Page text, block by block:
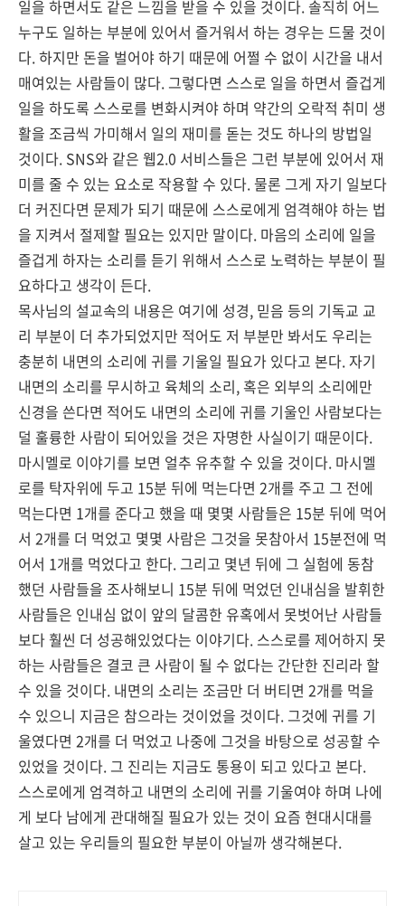
일을 하면서도 같은 느낌을 받을 수 있을 것이다. 솔직히 어느
누구도 일하는 부분에 있어서 즐거워서 하는 경우는 드물 것이
다. 하지만 돈을 벌어야 하기 때문에 어쩔 수 없이 시간을 내서
매여있는 사람들이 많다. 그렇다면 스스로 일을 하면서 즐겁게
일을 하도록 스스로를 변화시켜야 하며 약간의 오락적 취미 생
활을 조금씩 가미해서 일의 재미를 돋는 것도 하나의 방법일
것이다. SNS와 같은 웹2.0 서비스들은 그런 부분에 있어서 재
미를 줄 수 있는 요소로 작용할 수 있다. 물론 그게 자기 일보다
더 커진다면 문제가 되기 때문에 스스로에게 엄격해야 하는 법
을 지켜서 절제할 필요는 있지만 말이다. 마음의 소리에 일을
즐겁게 하자는 소리를 듣기 위해서 스스로 노력하는 부분이 필
요하다고 생각이 든다.
목사님의 설교속의 내용은 여기에 성경, 믿음 등의 기독교 교
리 부분이 더 추가되었지만 적어도 저 부분만 봐서도 우리는
충분히 내면의 소리에 귀를 기울일 필요가 있다고 본다. 자기
내면의 소리를 무시하고 육체의 소리, 혹은 외부의 소리에만
신경을 쓴다면 적어도 내면의 소리에 귀를 기울인 사람보다는
덜 훌륭한 사람이 되어있을 것은 자명한 사실이기 때문이다.
마시멜로 이야기를 보면 얼추 유추할 수 있을 것이다. 마시멜
로를 탁자위에 두고 15분 뒤에 먹는다면 2개를 주고 그 전에
먹는다면 1개를 준다고 했을 때 몇몇 사람들은 15분 뒤에 먹어
서 2개를 더 먹었고 몇몇 사람은 그것을 못참아서 15분전에 먹
어서 1개를 먹었다고 한다. 그리고 몇년 뒤에 그 실험에 동참
했던 사람들을 조사해보니 15분 뒤에 먹었던 인내심을 발휘한
사람들은 인내심 없이 앞의 달콤한 유혹에서 못벗어난 사람들
보다 훨씬 더 성공해있었다는 이야기다. 스스로를 제어하지 못
하는 사람들은 결코 큰 사람이 될 수 없다는 간단한 진리라 할
수 있을 것이다. 내면의 소리는 조금만 더 버티면 2개를 먹을
수 있으니 지금은 참으라는 것이었을 것이다. 그것에 귀를 기
울였다면 2개를 더 먹었고 나중에 그것을 바탕으로 성공할 수
있었을 것이다. 그 진리는 지금도 통용이 되고 있다고 본다.
스스로에게 엄격하고 내면의 소리에 귀를 기울여야 하며 나에
게 보다 남에게 관대해질 필요가 있는 것이 요즘 현대시대를
살고 있는 우리들의 필요한 부분이 아닐까 생각해본다.